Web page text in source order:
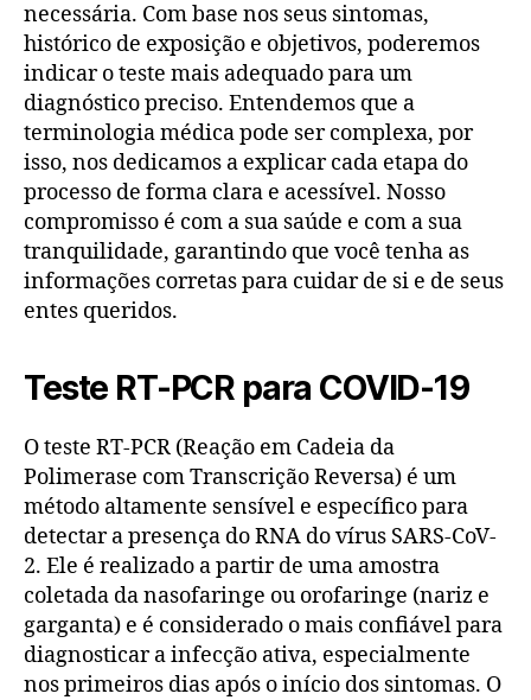
necessária. Com base nos seus sintomas,
histórico de exposição e objetivos, poderemos
indicar o teste mais adequado para um
diagnóstico preciso. Entendemos que a
terminologia médica pode ser complexa, por
isso, nos dedicamos a explicar cada etapa do
processo de forma clara e acessível. Nosso
compromisso é com a sua saúde e com a sua
tranquilidade, garantindo que você tenha as
informações corretas para cuidar de si e de seus
entes queridos.
Teste RT-PCR para COVID-19
O teste RT-PCR (Reação em Cadeia da
Polimerase com Transcrição Reversa) é um
método altamente sensível e específico para
detectar a presença do RNA do vírus SARS-CoV-
2. Ele é realizado a partir de uma amostra
coletada da nasofaringe ou orofaringe (nariz e
garganta) e é considerado o mais confiável para
diagnosticar a infecção ativa, especialmente
nos primeiros dias após o início dos sintomas. O